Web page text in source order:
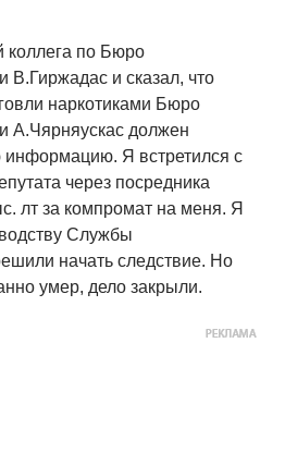
по Бюро
В.Гиржадас и сказал, что
наркотиками Бюро
А.Чярняускас должен
Я встретился с
через посредника
лт за компромат на меня. Я
Службы
начать следствие. Но
умер, дело закрыли.